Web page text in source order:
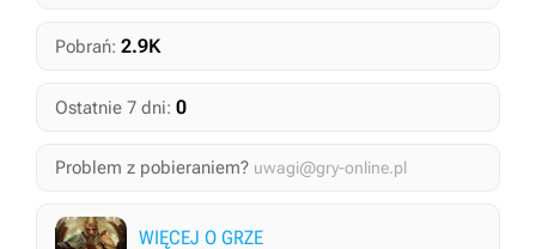
Pobrań: 2.9K
Ostatnie 7 dni: 0
Problem z pobieraniem? uwagi@gry-online.pl
WIĘCEJ O GRZE